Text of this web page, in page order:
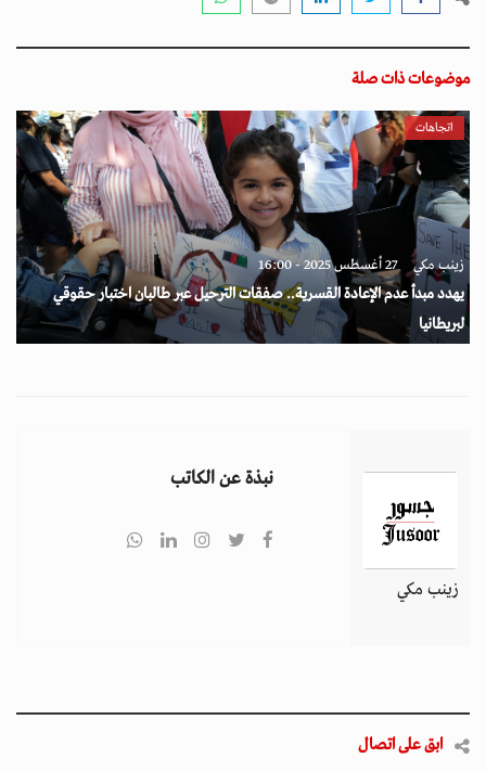
موضوعات ذات صلة
اتجاهات
زينب مكي 27 أغسطس 2025 - 16:00
يهدد مبدأ عدم الإعادة القسرية.. صفقات الترحيل عبر طالبان اختبار حقوقي
لبريطانيا
زينب مكي
نبذة عن الكاتب
ابق على اتصال